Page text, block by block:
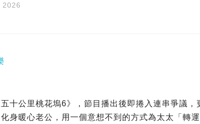
2026
十公里桃花塢6》，節目播出後即捲入連串爭議，
身暖心老公，用一個意想不到的方式為太太「轉運